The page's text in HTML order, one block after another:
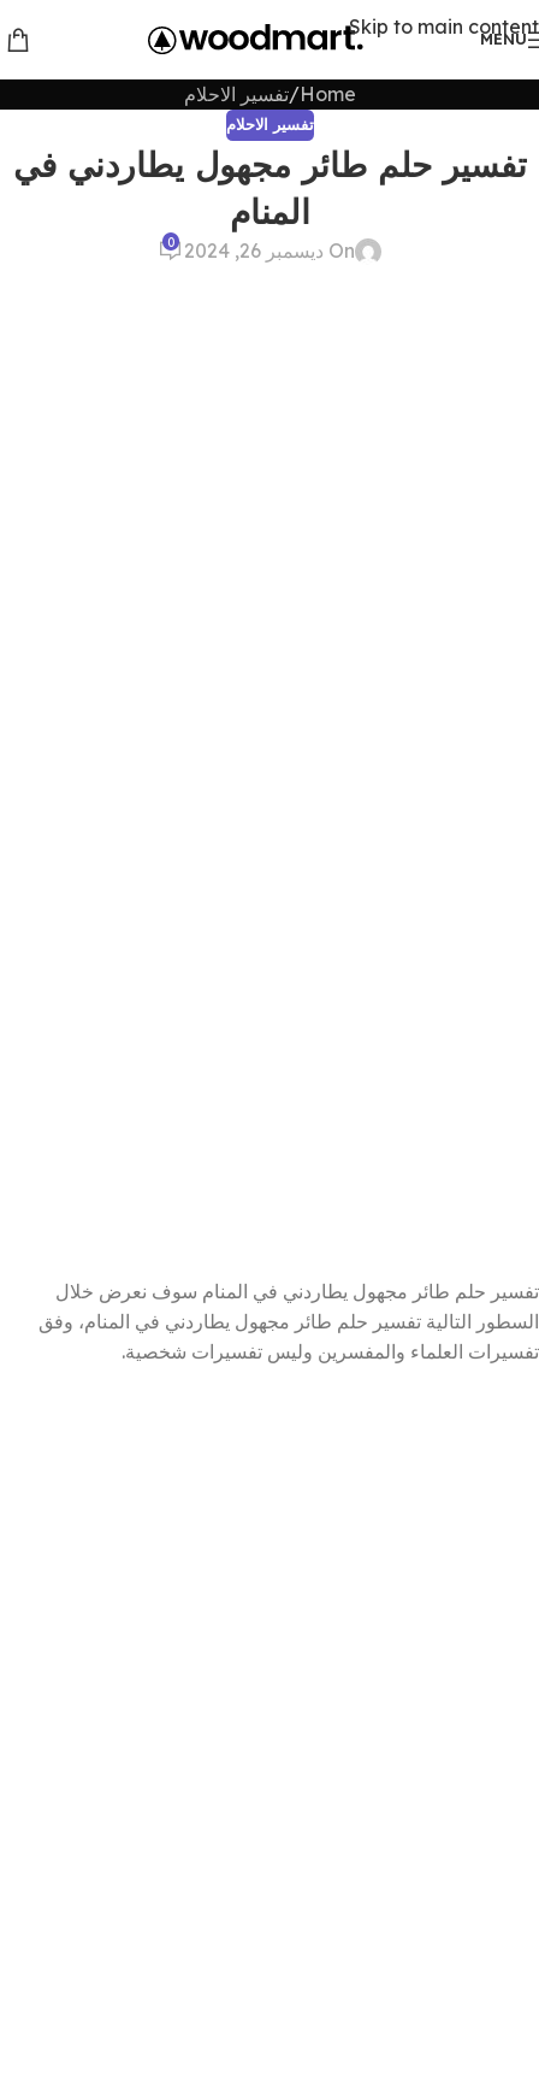
Skip to main content
MENU
Home تفسير الاحلام
تفسير الاحلام
تفسير حلم طائر مجهول يطاردني في
المنام
On ديسمبر 26, 2024 0
تفسير حلم طائر مجهول يطاردني في المنام سوف نعرض خلال
السطور التالية تفسير حلم طائر مجهول يطاردني في المنام، وفق
تفسيرات العلماء والمفسرين وليس تفسيرات شخصية.